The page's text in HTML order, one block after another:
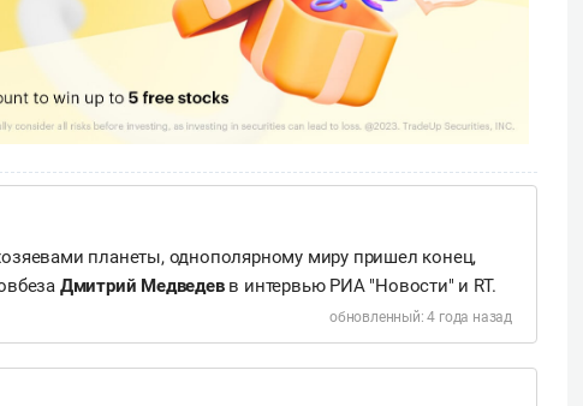
планеты, однополярному миру пришел конец,
Дмитрий Медведевв интервью РИА "Новости" и RT.
обновленный: 4 года назад